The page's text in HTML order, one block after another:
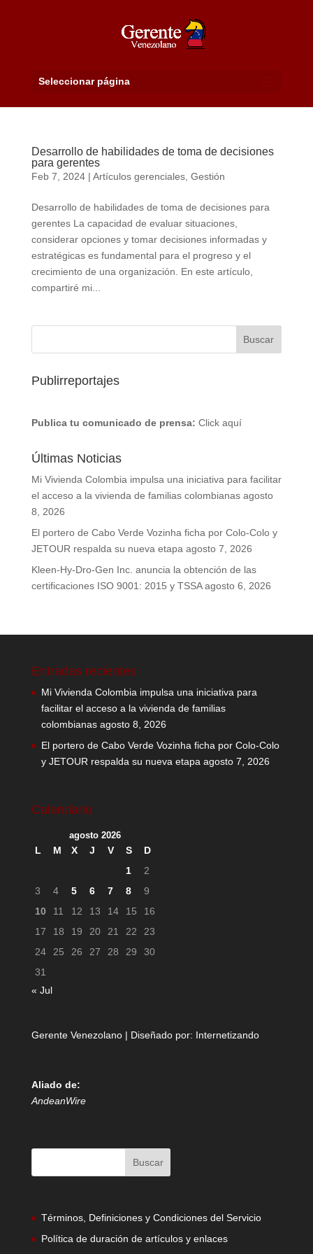
Seleccionar página
Desarrollo de habilidades de toma de decisiones
para gerentes
Feb 7, 2024| Artículos gerenciales, Gestión
Desarrollo de habilidades de toma de decisiones para
gerentes La capacidad de evaluar situaciones,
considerar opciones y tomar decisiones informadas y
estratégicas es fundamental para el progreso y el
crecimiento de una organización. En este artículo,
compartiré mi...
Publirreportajes
Publica tu comunicado de prensa: Click aquí
Últimas Noticias
Mi Vivienda Colombia impulsa una iniciativa para facilitar
el acceso a la vivienda de familias colombianas agosto
8, 2026
El portero de Cabo Verde Vozinha ficha por Colo-Colo y
JETOUR respalda su nueva etapa agosto 7, 2026
Kleen-Hy-Dro-Gen Inc. anuncia la obtención de las
certificaciones ISO 9001: 2015 y TSSA agosto 6, 2026
Entradas recientes
Mi Vivienda Colombia impulsa una iniciativa para
facilitar el acceso a la vivienda de familias
colombianas agosto 8, 2026
El portero de Cabo Verde Vozinha ficha por Colo-Colo
y JETOUR respalda su nueva etapa agosto 7, 2026
Calendario
agosto 2026
L M X J V S
D
1
2
3
4 5 6 7 8
9
10
11 12 13 14 15
16
17
18 19 20 21 22
23
24
25 26 27 28 29
30
31
« Jul
Gerente Venezolano | Diseñado por: Internetizando
Aliado de:
AndeanWire
Términos, Definiciones y Condiciones del Servicio
Política de duración de artículos y enlaces